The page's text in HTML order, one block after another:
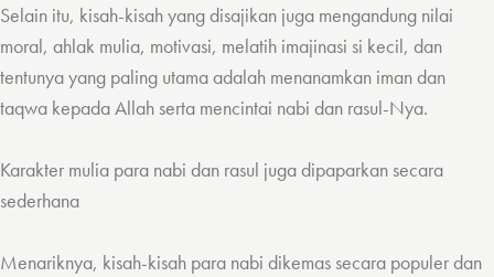
Selain itu, kisah-kisah yang disajikan juga mengandung nilai
moral, ahlak mulia, motivasi, melatih imajinasi si kecil, dan
tentunya yang paling utama adalah menanamkan iman dan
taqwa kepada Allah serta mencintai nabi dan rasul-Nya.
Karakter mulia para nabi dan rasul juga dipaparkan secara
sederhana
Menariknya, kisah-kisah para nabi dikemas secara populer dan